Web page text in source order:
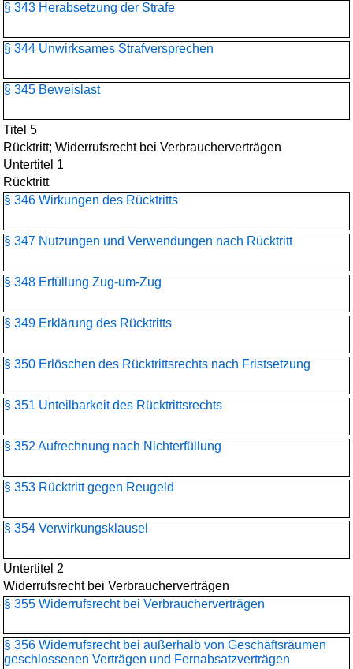
§ 343 Herabsetzung der Strafe
§ 344 Unwirksames Strafversprechen
§ 345 Beweislast
Titel 5
Rücktritt; Widerrufsrecht bei Verbraucherverträgen
Untertitel 1
Rücktritt
§ 346 Wirkungen des Rücktritts
§ 347 Nutzungen und Verwendungen nach Rücktritt
§ 348 Erfüllung Zug-um-Zug
§ 349 Erklärung des Rücktritts
§ 350 Erlöschen des Rücktrittsrechts nach Fristsetzung
§ 351 Unteilbarkeit des Rücktrittsrechts
§ 352 Aufrechnung nach Nichterfüllung
§ 353 Rücktritt gegen Reugeld
§ 354 Verwirkungsklausel
Untertitel 2
Widerrufsrecht bei Verbraucherverträgen
§ 355 Widerrufsrecht bei Verbraucherverträgen
§ 356 Widerrufsrecht bei außerhalb von Geschäftsräumen
geschlossenen Verträgen und Fernabsatzverträgen